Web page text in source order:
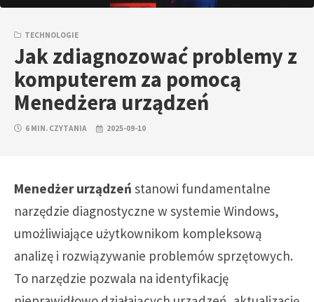
TECHNOLOGIE
Jak zdiagnozować problemy z
komputerem za pomocą
Menedżera urządzeń
6 MIN. CZYTANIA 2025-09-10
Menedżer urządzeń stanowi fundamentalne
narzędzie diagnostyczne w systemie Windows,
umożliwiające użytkownikom kompleksową
analizę i rozwiązywanie problemów sprzętowych.
To narzędzie pozwala na identyfikację